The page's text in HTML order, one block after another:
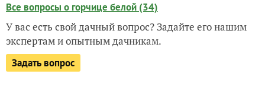
Все вопросы о горчице белой (34)
У вас есть свой дачный вопрос? Задайте его нашим
экспертам и опытным дачникам.
Задать вопрос